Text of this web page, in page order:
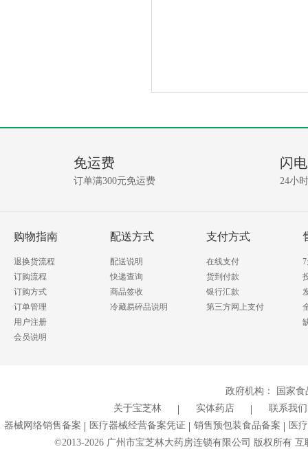
我要提问
免运费
订单满300元免运费
闪
24小
购物指南
退换货流程
订购流程
订购方式
订单管理
用户注册
会员说明
配送方式
配送说明
快递查询
商品签收
冷藏易碎品说明
支付方式
在线支付
货到付款
银行汇款
第三方网上支付
政府机构：
国家
关于宝芝林
实体药店
联系我们
器械网络销售备案
医疗器械经营备案凭证 销售预包装食品备案
医
©2013-2026广州市宝芝林大药房连锁有限公司 版权所有